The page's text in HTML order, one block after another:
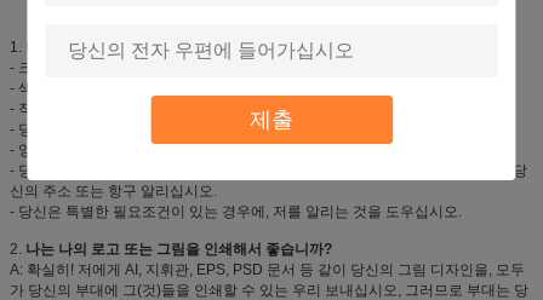
제출
1. 나는 무슨 당신의 빠른 인용을 얻기 위하여 정보를 제공해야 합니까?
- 크기 (Thickness*Width* 길이)
- 색깔
- 작풍 (지퍼-lock, 자동 접착 보통 끝은, 구릅니다)
- 당신의 로고 (섞이는 단 하나 색깔 또는 다른 색깔)의 색깔
- 양.
- 당신이 저희를 운송비를 가진 가격 당신을 인용하는 필요로 하는 경우에, 저를 당
신의 주소 또는 항구 알리십시오.
- 당신은 특별한 필요조건이 있는 경우에, 저를 알리는 것을 도우십시오.
2. 나는 나의 로고 또는 그림을 인쇄해서 좋습니까?
A: 확실히! 저에게 AI, 지휘관, EPS, PSD 문서 등 같이 당신의 그림 디자인을, 모두
가 당신의 부대에 그(것)들을 인쇄할 수 있는 우리 보내십시오, 그러므로 부대는 당